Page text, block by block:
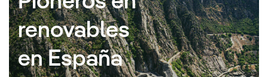
renovables
en España